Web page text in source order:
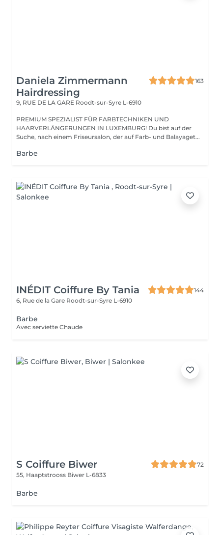
Daniela Zimmermann
Hairdressing
163
9, RUE DE LA GARE Roodt-sur-Syre L-6910
PREMIUM SPEZIALIST FÜR FARBTECHNIKEN UND
HAARVERLÄNGERUNGEN IN LUXEMBURG! Du bist auf der
Suche, nach einem Friseursalon, der auf Farb- und Balayaget...
Barbe
INÉDIT Coiffure By Tania
144
6, Rue de la Gare Roodt-sur-Syre L-6910
Barbe
Avec serviette Chaude
S Coiffure Biwer
72
55, Haaptstrooss Biwer L-6833
Barbe